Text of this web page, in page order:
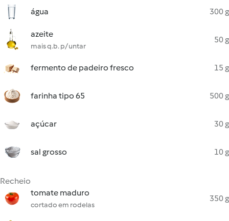
água 300 g
azeite
mais q.b. p/ untar
50 g
fermento de padeiro fresco 15 g
farinha tipo 65 500 g
açúcar 30 g
sal grosso 10 g
Recheio
tomate maduro
cortado em rodelas
350 g